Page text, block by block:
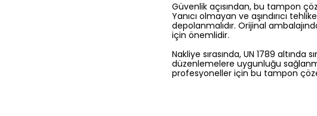
Güvenlik açısından, bu tampon
Yanıcı olmayan ve aşındırıcı
depolanmalıdır. Orijinal
için önemlidir.
Nakliye sırasında, UN 1789 altında
düzenlemelere uygunluğu
profesyoneller için bu tampon